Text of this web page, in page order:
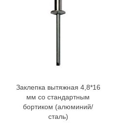
Заклепка вытяжная 4,8*16
мм со стандартным
бортиком (алюминий/
сталь)